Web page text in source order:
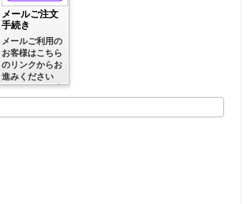
メールご注文
手続き
メールご利用の
お客様はこちら
のリンクからお
進みください
※クレジット決
済ご利用可